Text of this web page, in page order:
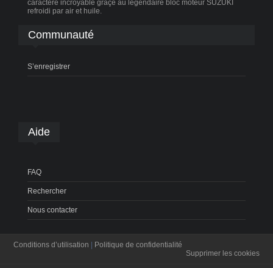
caractère incroyable graçe au légendaire bloc moteur SUZUKI
refroidi par air et huile.
Communauté
S’enregistrer
Aide
FAQ
Rechercher
Nous contacter
Conditions d’utilisation | Politique de confidentialité
Supprimer les cookies